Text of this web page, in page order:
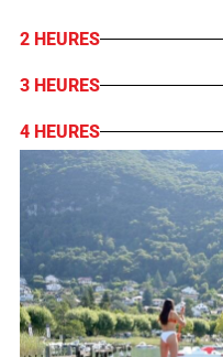
2 HEURES
3 HEURES
4 HEURES